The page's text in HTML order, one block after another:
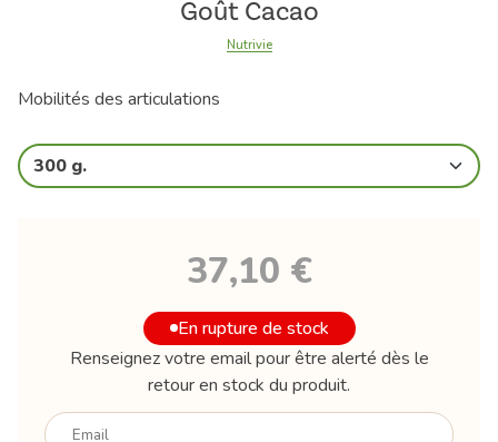
Goût Cacao
Nutrivie
Mobilités des articulations
300 g.
37,10 €
En rupture de stock
Renseignez votre email pour être alerté dès le
retour en stock du produit.
Votre